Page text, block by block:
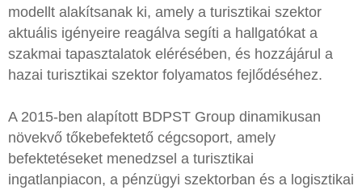
modellt alakítsanak ki, amely a turisztikai szektor
aktuális igényeire reagálva segíti a hallgatókat a
szakmai tapasztalatok elérésében, és hozzájárul a
hazai turisztikai szektor folyamatos fejlődéséhez.
A 2015-ben alapított BDPST Group dinamikusan
növekvő tőkebefektető cégcsoport, amely
befektetéseket menedzsel a turisztikai
ingatlanpiacon, a pénzügyi szektorban és a logisztikai